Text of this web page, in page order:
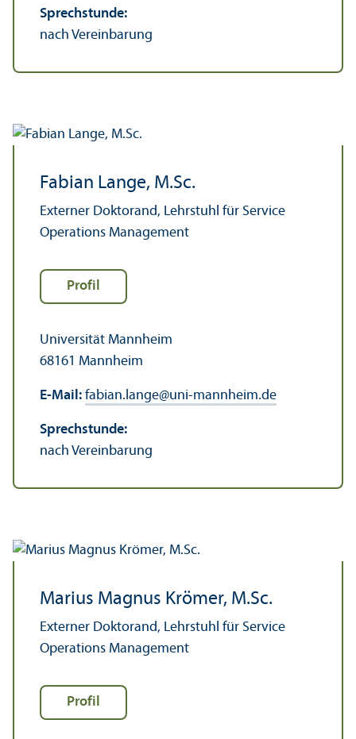
Sprechstunde:
nach Vereinbarung
Fabian Lange, M.Sc.
Externer Doktorand, Lehr­stuhl für Service
Operations Management
Profil
Universität Mannheim
68161 Mannheim
E-Mail: fabian.lange@uni-mannheim.de
Sprechstunde:
nach Vereinbarung
Marius Magnus Krömer, M.Sc.
Externer Doktorand, Lehr­stuhl für Service
Operations Management
Profil